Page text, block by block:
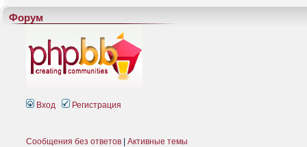
Форум
Вход Регистрация
Сообщения без ответов Активные темы